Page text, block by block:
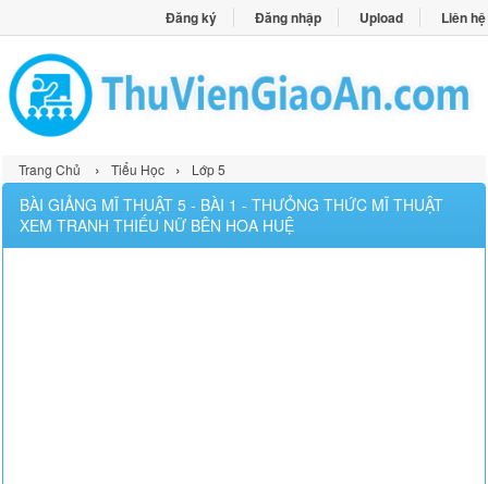
Đăng ký Đăng nhập Upload Liên hệ
Trang Chủ › Tiểu Học › Lớp 5
BÀI GIẢNG MĨ THUẬT 5 - BÀI 1 - THƯỎNG THỨC MĨ THUẬT
XEM TRANH THIẾU NỮ BÊN HOA HUỆ